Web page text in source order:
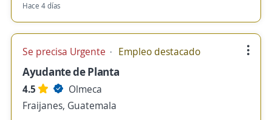
Hace 4 días
Se precisa Urgente Empleo destacado
Ayudante de Planta
4.5
Olmeca
Fraijanes, Guatemala